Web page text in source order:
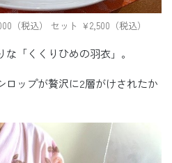
（税込） セット ￥2,500（税込）
「くくりひめの羽衣」。
ロップが贅沢に2層がけされたか